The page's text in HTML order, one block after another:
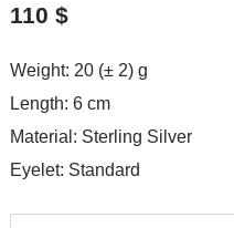
110 $
Weight: 20 (± 2) g
Length: 6 cm
Material: Sterling Silver
Eyelet: Standard